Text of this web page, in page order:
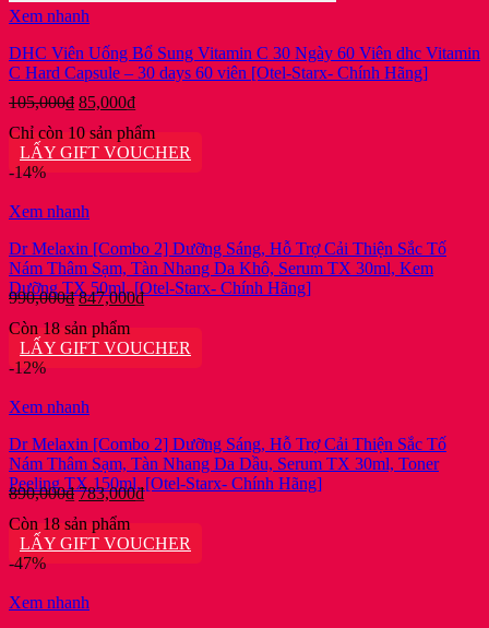
Xem nhanh
DHC Viên Uống Bổ Sung Vitamin C 30 Ngày 60 Viên dhc Vitamin
C Hard Capsule – 30 days 60 viên [Otel-Starx- Chính Hãng]
105,000₫ Giá
là:
105,000₫.
85,000₫Giá
hiện
tại
là:
Chỉ còn 10 sản phẩm
LẤY GIFT VOUCHER
-14%
Xem nhanh
Dr Melaxin [Combo 2] Dưỡng Sáng, Hỗ Trợ Cải Thiện Sắc Tố
Nám Thâm Sạm, Tàn Nhang Da Khô, Serum TX 30ml, Kem
Dưỡng TX 50ml, [Otel-Starx- Chính Hãng]
990,000₫Giá
là:
990,000₫.
847,000₫Giá
là:
Còn 18 sản phẩm
LẤY GIFT VOUCHER
-12%
Xem nhanh
Dr Melaxin [Combo 2] Dưỡng Sáng, Hỗ Trợ Cải Thiện Sắc Tố
Nám Thâm Sạm, Tàn Nhang Da Dầu, Serum TX 30ml, Toner
Peeling TX 150ml, [Otel-Starx- Chính Hãng]
890,000₫Giá
là:
890,000₫.
783,000₫Giá
là:
Còn 18 sản phẩm
LẤY GIFT VOUCHER
-47%
Xem nhanh